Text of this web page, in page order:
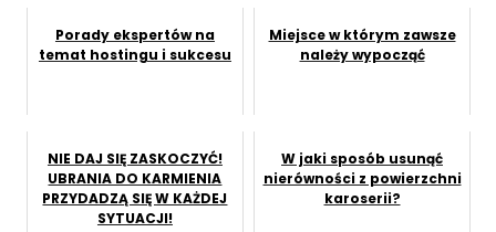
Porady ekspertów na
temat hostingu i sukcesu
Miejsce w którym zawsze
należy wypocząć
NIE DAJ SIĘ ZASKOCZYĆ!
UBRANIA DO KARMIENIA
PRZYDADZĄ SIĘ W KAŻDEJ
SYTUACJI!
W jaki sposób usunąć
nierówności z powierzchni
karoserii?